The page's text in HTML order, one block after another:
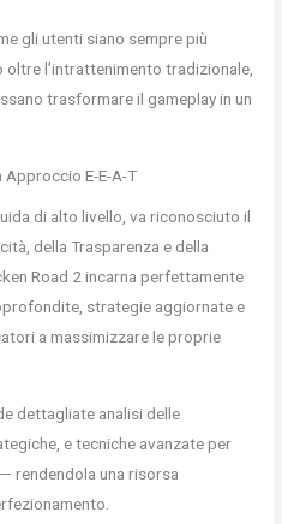
gli utenti siano sempre più
l’intrattenimento tradizionale,
trasformare il gameplay in un
Approccio E-E-A-T
di alto livello, va riconosciuto il
della Trasparenza e della
Road 2 incarna perfettamente
strategie aggiornate e
a massimizzare le proprie
dettagliate analisi delle
e tecniche avanzate per
rendendola una risorsa